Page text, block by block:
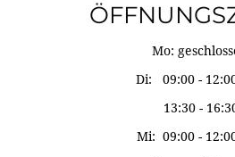
Mo:
Di: 09:00 -
13:30 -
Mi: 09:00 -